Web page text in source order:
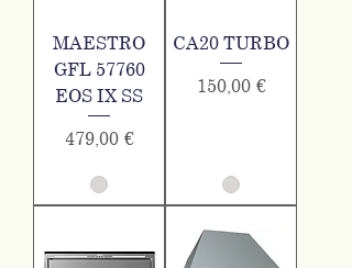
MAESTRO
GFL 57760
EOS IX SS
Τιμή
479,00 €
CA20 TURBO
Τιμή
150,00 €